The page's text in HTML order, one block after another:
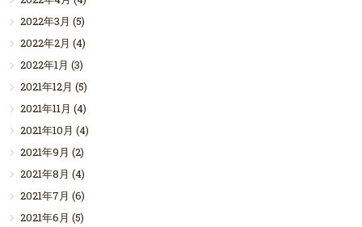
2022年3月 (5)
2022年2月 (4)
2022年1月 (3)
2021年12月 (5)
2021年11月 (4)
2021年10月 (4)
2021年9月 (2)
2021年8月 (4)
2021年7月 (6)
2021年6月 (5)